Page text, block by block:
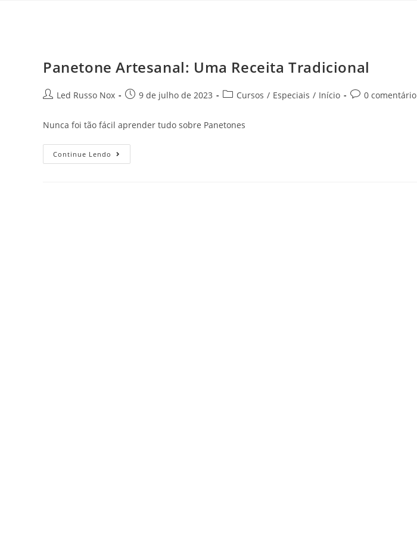
Panetone Artesanal: Uma Receita Tradicional
Led Russo Nox 9 de julho de 2023 Cursos / Especiais / Início 0 comentário
Nunca foi tão fácil aprender tudo sobre Panetones
Continue Lendo